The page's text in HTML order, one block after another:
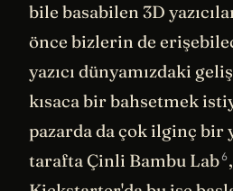
bile basabilen 3D
önce bizlerin de
yazıcı dünyamızdaki
kısaca bir bahsetmek
pazarda da çok ilginç bir
tarafta Çinli Bambu Lab6